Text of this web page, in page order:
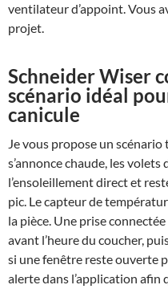
ventilateur d’appoint. Vous
projet.
Schneider Wiser
scénario idéal
canicule
Je vous propose un scénario
s’annonce chaude, les
l’ensoleillement direct et
pic. Le capteur de
la pièce. Une prise
avant l’heure du coucher,
si une fenêtre reste ouverte
alerte dans l’application